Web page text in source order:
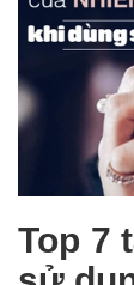
Top 7